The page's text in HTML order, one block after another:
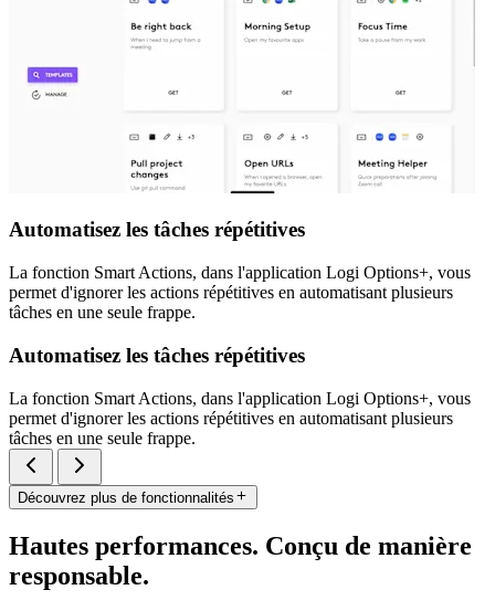
Automatisez les tâches répétitives
La fonction Smart Actions, dans l'application Logi Options+, vous
permet d'ignorer les actions répétitives en automatisant plusieurs
tâches en une seule frappe.
Automatisez les tâches répétitives
La fonction Smart Actions, dans l'application Logi Options+, vous
permet d'ignorer les actions répétitives en automatisant plusieurs
tâches en une seule frappe.
Découvrez plus de fonctionnalités
Hautes performances. Conçu de manière
responsable.